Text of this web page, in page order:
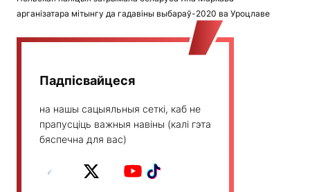
арганізатара мітынгу да гадавіны выбараў-2020 ва Уроцлаве
Падпісвайцеся
на нашы сацыяльныя сеткі, каб не
прапусціць важныя навіны (калі гэта
бяспечна для вас)